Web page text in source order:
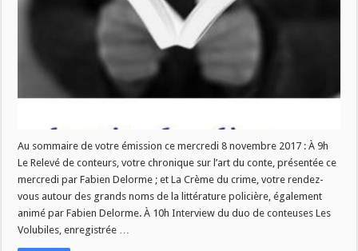
des
Livres
ce
novembre!
Au sommaire de votre émission ce mercredi 8 novembre 2017 : À 9h
Le Relevé de conteurs, votre chronique sur l’art du conte, présentée ce
mercredi par Fabien Delorme ; et La Crème du crime, votre rendez-
vous autour des grands noms de la littérature policière, également
animé par Fabien Delorme. À 10h Interview du duo de conteuses Les
Volubiles, enregistrée …